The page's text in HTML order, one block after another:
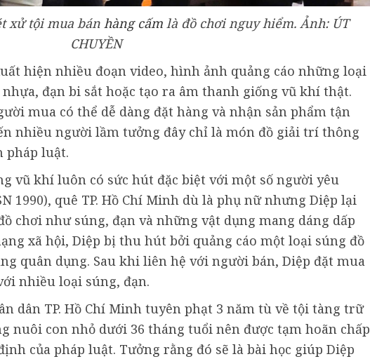
xử tội mua bán hàng cấmlà đồ chơi nguy hiểm. Ảnh: ÚT
CHUYỀN
hiện nhiều đoạn video, hình ảnh quảng cáo những loại
đạn bi sắt hoặc tạo ra âm thanh giống vũ khí thật.
mua có thể dễ dàng đặt hàng và nhận sản phẩm tận
nhiều người lầm tưởng đây chỉ là món đồ giải trí thông
pháp luật.
vũ khí luôn có sức hút đặc biệt với một số người yêu
1990), quê TP. Hồ Chí Minh dù là phụ nữ nhưng Diệp lại
chơi như súng, đạn và những vật dụng mang dáng dấp
xã hội, Diệp bị thu hút bởi quảng cáo một loại súng đồ
quân dụng. Sau khi liên hệ với người bán, Diệp đặt mua
nhiều loại súng, đạn.
dân TP. Hồ Chí Minh tuyên phạt 3 năm tù về tội tàng trữ
nuôi con nhỏ dưới 36 tháng tuổi nên được tạm hoãn chấp
của pháp luật. Tưởng rằng đó sẽ là bài học giúp Diệp